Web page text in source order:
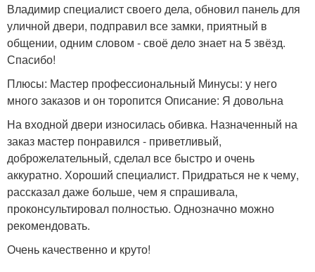
Владимир специалист своего дела, обновил панель для
уличной двери, подправил все замки, приятный в
общении, одним словом - своё дело знает на 5 звёзд.
Спасибо!
Плюсы: Мастер профессиональный Минусы: у него
много заказов и он торопится Описание: Я довольна
На входной двери износилась обивка. Назначенный на
заказ мастер понравился - приветливый,
доброжелательный, сделал все быстро и очень
аккуратно. Хороший специалист. Придраться не к чему,
рассказал даже больше, чем я спрашивала,
проконсультировал полностью. Однозначно можно
рекомендовать.
Очень качественно и круто!